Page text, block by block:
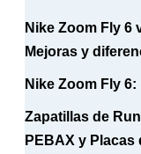
Nike Zoom Fly 6
Mejoras y
Nike Zoom Fly
Zapatillas de
PEBAX y Placas